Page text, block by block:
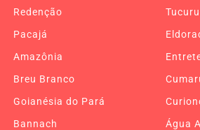
Redenção
Pacajá
Amazônia
Breu Branco
Goianésia do Pará
Bannach
Água